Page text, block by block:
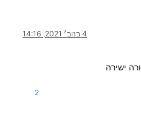
4 בנוב׳ 2021, 14:16
2